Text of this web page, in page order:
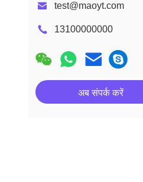
test@maoyt.com
13100000000
अब संपर्क करें